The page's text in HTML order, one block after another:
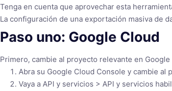
Tenga en cuenta que aprovechar esta
La configuración de una exportación masiva de
Paso uno: Google Cloud
Primero, cambie al proyecto relevante en
Abra su Google Cloud Console y cambie al
Vaya a API y servicios > API y servicios